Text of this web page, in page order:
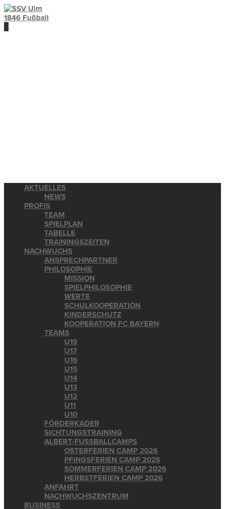
AKTUELLES
NEWS
PROFIS
TEAM
SPIELPLAN
TABELLE
TRAININGSZEITEN
NACHWUCHS
ANSPRECHPARTNER
PHILOSOPHIE
MISSION
SPIELPHILOSOPHIE
WERTE
SCHULKOOPERATION
KINDERSCHUTZ
KOOPERATION FC BAYERN
TEAMS
U19
U17
U16
U15
U14
U13
U12
U11
U10
FÖRDERKADER
SICHTUNGSTRAINING
ALBERT-FUSSBALLCAMPS
OSTERFERIEN CAMP 2026
PFINGSFERIEN CAMP 2026
SOMMERFERIEN CAMP 2026
HERBSTFERIEN CAMP 2026
ANFAHRT
NACHWUCHSZENTRUM
BUSINESS